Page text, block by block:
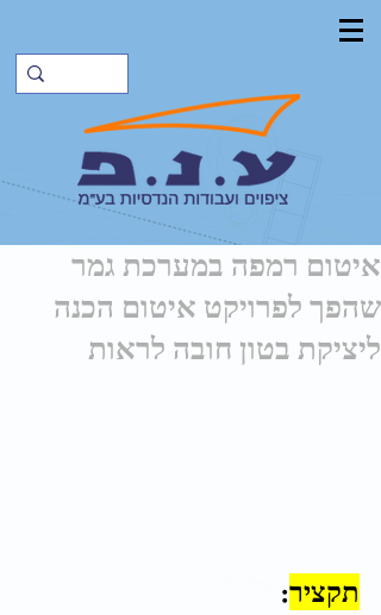
איטום רמפה במערכת גמר
שהפך לפרויקט איטום הכנה
ליציקת בטון חובה לראות
תקציר: